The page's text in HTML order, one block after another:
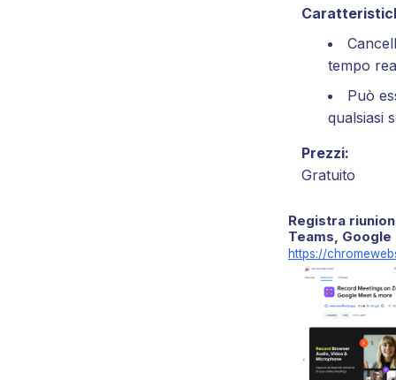
tempo
Può
qualsiasi
Prezzi:
Gratuito
Registra
Teams,
https://